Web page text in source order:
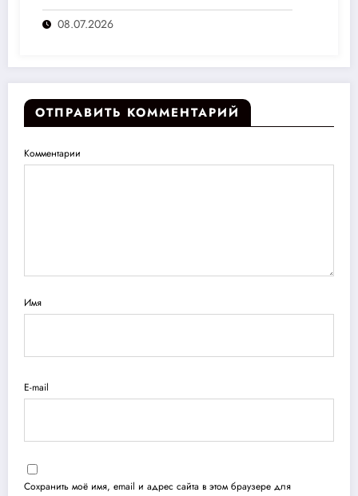
переплат
08.07.2026
ОТПРАВИТЬ КОММЕНТАРИЙ
Комментарии
Имя
E-mail
Сохранить моё имя, email и адрес сайта в этом браузере для